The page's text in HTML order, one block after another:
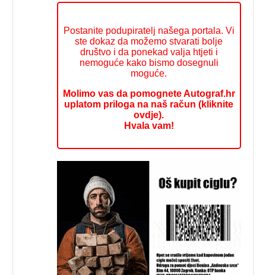
Postanite podupiratelj našega portala. Vi
ste dokaz da možemo stvarati bolje
društvo i da ponekad valja htjeti i
nemoguće kako bismo dosegnuli
moguće.
Molimo vas da pomognete Autograf.hr
uplatom priloga na naš račun (kliknite
ovdje).
Hvala vam!